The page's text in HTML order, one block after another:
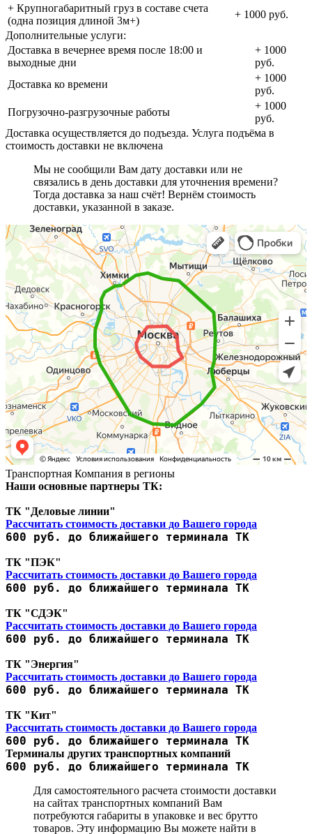
+ Крупногабаритный груз в составе счета
(одна позиция длиной 3м+)
+ 1000 руб.
Дополнительные услуги:
Доставка в вечернее время после 18:00 и
выходные дни
+ 1000
руб.
Доставка ко времени
+ 1000
руб.
Погрузочно-разгрузочные работы
+ 1000
руб.
Доставка осуществляется до подъезда. Услуга подъёма в
стоимость доставки не включена
Мы не сообщили Вам дату доставки или не
связались в день доставки для уточнения времени?
Тогда доставка за наш счёт! Вернём стоимость
доставки, указанной в заказе.
Транспортная Компания в регионы
Наши основные партнеры ТК:
ТК "Деловые линии"
Рассчитать стоимость доставки до Вашего города
600 руб. до ближайшего терминала ТК
ТК "ПЭК"
Рассчитать стоимость доставки до Вашего города
600 руб. до ближайшего терминала ТК
ТК "СДЭК"
Рассчитать стоимость доставки до Вашего города
600 руб. до ближайшего терминала ТК
ТК "Энергия"
Рассчитать стоимость доставки до Вашего города
600 руб. до ближайшего терминала ТК
ТК "Кит"
Рассчитать стоимость доставки до Вашего города
600 руб. до ближайшего терминала ТК
Терминалы других транспортных компаний
600 руб. до ближайшего терминала ТК
Для самостоятельного расчета стоимости доставки
на сайтах транспортных компаний Вам
потребуются габариты в упаковке и вес брутто
товаров. Эту информацию Вы можете найти в